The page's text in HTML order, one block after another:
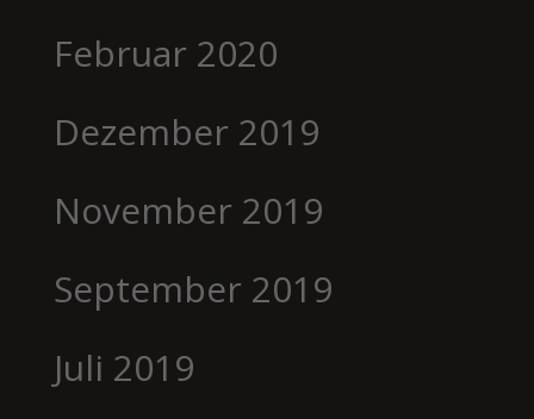
Februar 2020
Dezember 2019
November 2019
September 2019
Juli 2019